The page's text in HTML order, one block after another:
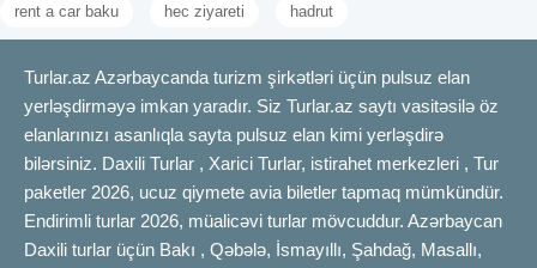
rent a car baku hec ziyareti hadrut
Turlar.az Azərbaycanda turizm şirkətləri üçün pulsuz elan
yerləşdirməyə imkan yaradır. Siz Turlar.az saytı vasitəsilə öz
elanlarınızı asanlıqla sayta pulsuz elan kimi yerləşdirə
bilərsiniz. Daxili Turlar , Xarici Turlar, istirahet merkezleri , Tur
paketler 2026, ucuz qiymete avia biletler tapmaq mümkündür.
Endirimli turlar 2026, müalicəvi turlar mövcuddur. Azərbaycan
Daxili turlar üçün Bakı , Qəbələ, İsmayıllı, Şahdağ, Masallı,